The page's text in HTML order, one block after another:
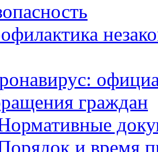
граждан
и время